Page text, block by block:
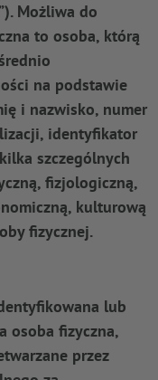
Możliwa do
to osoba, którą
na podstawie
i nazwisko, numer
identyfikator
szczególnych
fizjologiczną,
kulturową
fizycznej.
lub
osoba fizyczna,
przez